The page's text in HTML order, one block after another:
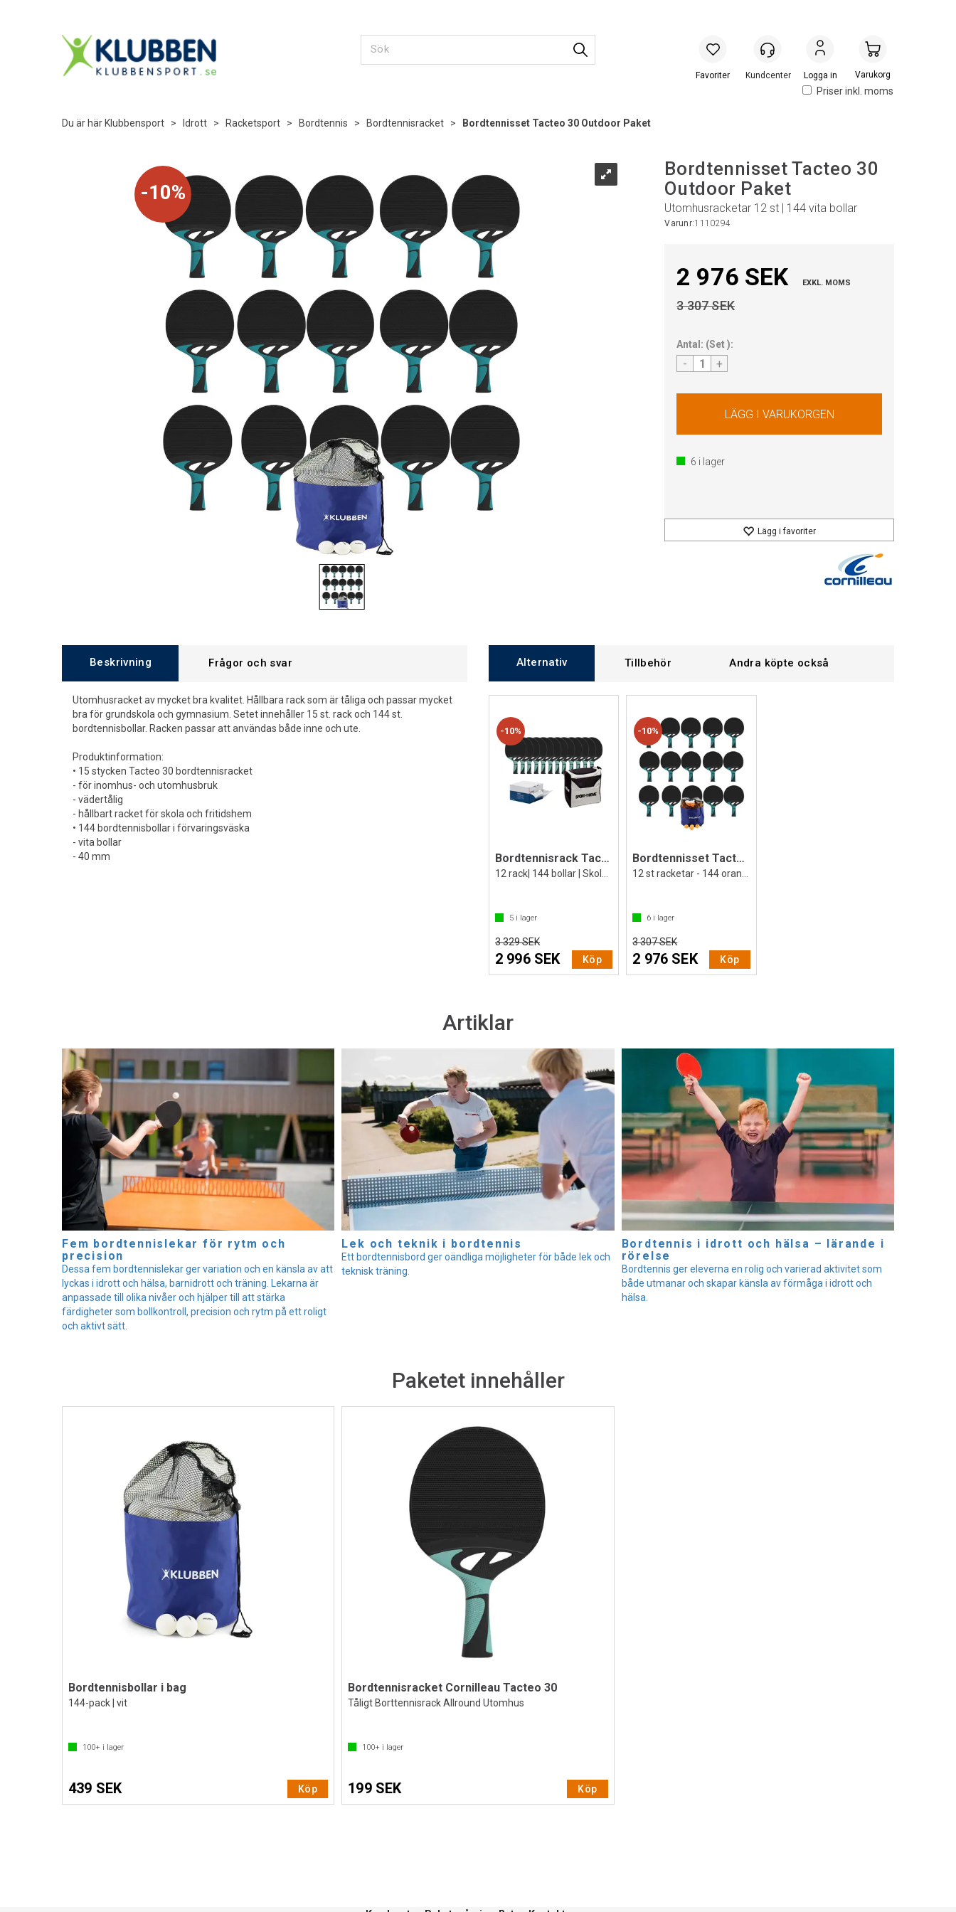
Priser inkl. moms
Logga in Handlevogn
Du är här Klubbensport > Idrott > Racketsport > Bordtennis > Bordtennisracket > Bordtennisset Tacteo 30 Outdoor Paket
10%
Bordtennisset Tacteo 30
Outdoor Paket
Utomhusracketar 12 st | 144 vita bollar
Varunr:1110294
2 976 SEK EXKL. MOMS
3 307 SEK
Antal: (Set):
- +
6 i lager
Lägg i favoriter
Beskrivning Frågor och svar
Utomhusracket av mycket bra kvalitet. Hållbara rack som är tåliga och passar mycket
bra för grundskola och gymnasium. Setet innehåller 15 st. rack och 144 st.
bordtennisbollar. Racken passar att användas både inne och ute.
Produktinformation:
• 15 stycken Tacteo 30 bordtennisracket
- för inomhus- och utomhusbruk
- vädertålig
- hållbart racket för skola och fritidshem
• 144 bordtennisbollar i förvaringsväska
- vita bollar
- 40 mm
Alternativ Tillbehör Andra köpte också
10%
Bordtennisrack Tacteo 30
5 i lager
3 329 SEK
2 996 SEK Köp
10%
Bordtennisset Tacteo 30 Outdoor Paket
6 i lager
3 307 SEK
2 976 SEK Köp
Artiklar
Fem bordtennislekar för rytm och
precision
Dessa fem bordtennislekar ger variation och en känsla av att
lyckas i idrott och hälsa, barnidrott och träning. Lekarna är
anpassade till olika nivåer och hjälper till att stärka
färdigheter som bollkontroll, precision och rytm på ett roligt
och aktivt sätt.
Lek och teknik i bordtennis
Ett bordtennisbord ger oändliga möjligheter för både lek och
teknisk träning.
Bordtennis i idrott och hälsa – lärande i
rörelse
Bordtennis ger eleverna en rolig och varierad aktivitet som
både utmanar och skapar känsla av förmåga i idrott och
hälsa.
Paketet innehåller
Bordtennisbollar i bag
144-pack | vit
100+ i lager
439 SEK Köp
Bordtennisracket Cornilleau Tacteo 30
Tåligt Borttennisrack Allround Utomhus
100+ i lager
199 SEK Köp